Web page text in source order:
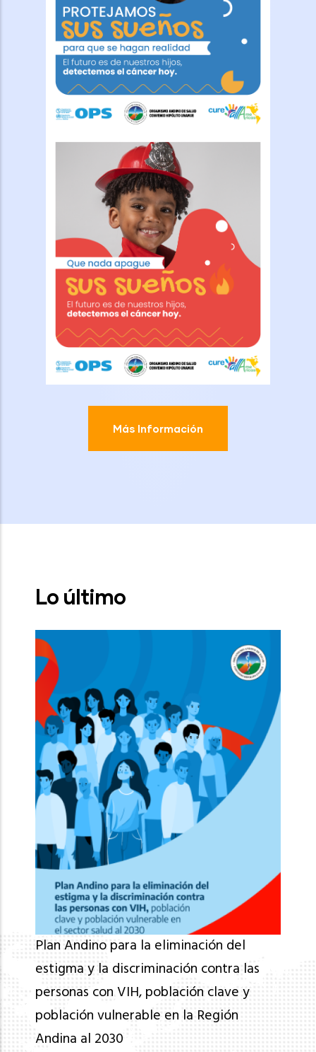
Más Información
Lo último
Plan Andino para la eliminación del
estigma y la discriminación contra las
personas con VIH, población clave y
población vulnerable en la Región
Andina al 2030